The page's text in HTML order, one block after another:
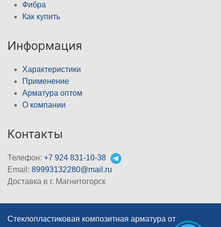
Фибра
Как купить
Информация
Характеристики
Применение
Арматура оптом
О компании
Контакты
Телефон: +7 924 831-10-38
Email: 89993132280@mail.ru
Доставка в г. Магнитогорск
Стеклопластиковая композитная арматура от